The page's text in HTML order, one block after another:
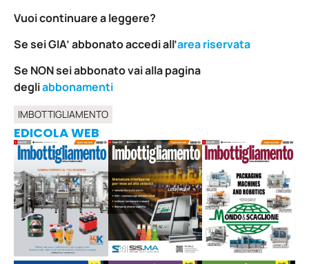
Vuoi continuare a leggere?
Se sei GIA’ abbonato accedi all’area riservata
Se NON sei abbonato vai alla pagina
degliabbonamenti
IMBOTTIGLIAMENTO
EDICOLA WEB